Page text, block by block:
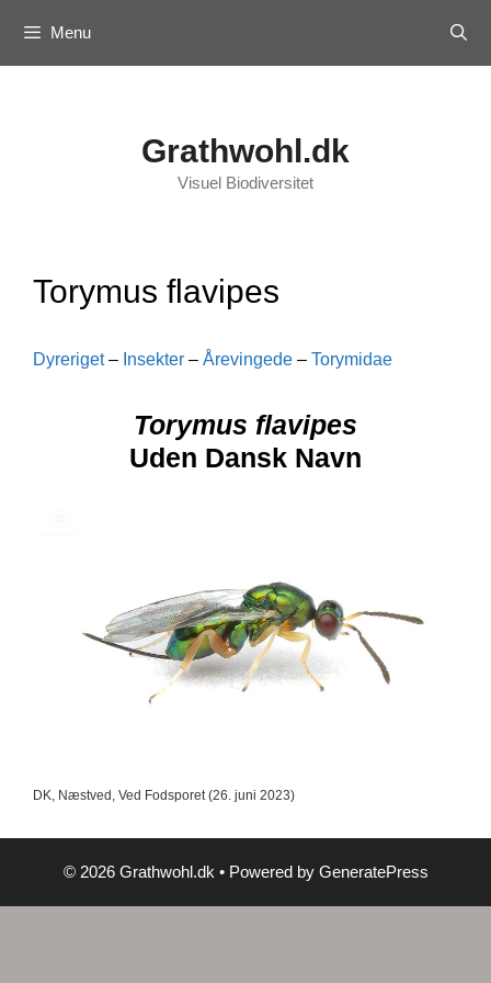
content
Menu
Grathwohl.dk
Visuel Biodiversitet
Torymus flavipes
Dyreriget– Insekter – Årevingede – Torymidae
Torymus flavipes
Uden Dansk Navn
DK, Næstved, Ved Fodsporet (26. juni 2023)
© 2026 Grathwohl.dk • Powered by GeneratePress